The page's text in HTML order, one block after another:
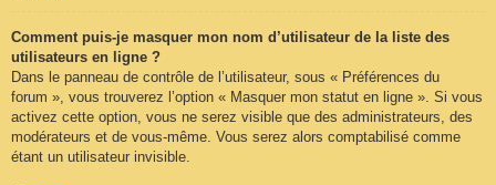
Comment puis-je masquer mon nom d’utilisateur de la liste des
utilisateurs en ligne ?
Dans le panneau de contrôle de l’utilisateur, sous « Préférences du
forum », vous trouverez l’option « Masquer mon statut en ligne ». Si vous
activez cette option, vous ne serez visible que des administrateurs, des
modérateurs et de vous-même. Vous serez alors comptabilisé comme
étant un utilisateur invisible.